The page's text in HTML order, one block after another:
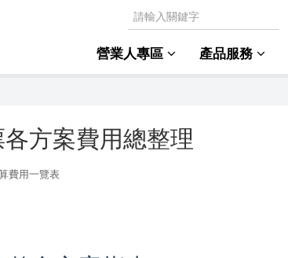
營業人專區 產品服務
方案費用總整理
費用一覽表